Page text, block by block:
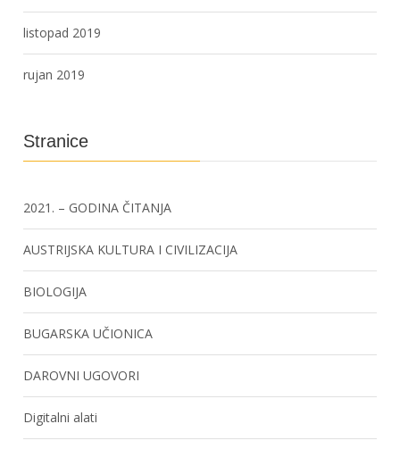
listopad 2019
rujan 2019
Stranice
2021. – GODINA ČITANJA
AUSTRIJSKA KULTURA I CIVILIZACIJA
BIOLOGIJA
BUGARSKA UČIONICA
DAROVNI UGOVORI
Digitalni alati